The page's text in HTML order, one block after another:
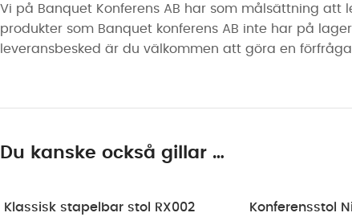
Vi på Banquet Konferens AB har som målsättning
produkter som Banquet konferens AB inte har på
leveransbesked är du välkommen att göra en
Du kanske också gillar …
Klassisk stapelbar stol RX002 Konferensstol